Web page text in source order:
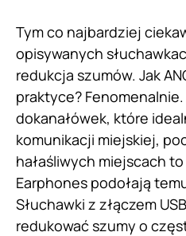
Tym co najbardziej
opisywanych
redukcja szumów. Jak
praktyce?
dokanałówek, które
komunikacji miejskiej,
hałaśliwych miejscach
Earphones podołają
Słuchawki z złączem
redukować szumy o